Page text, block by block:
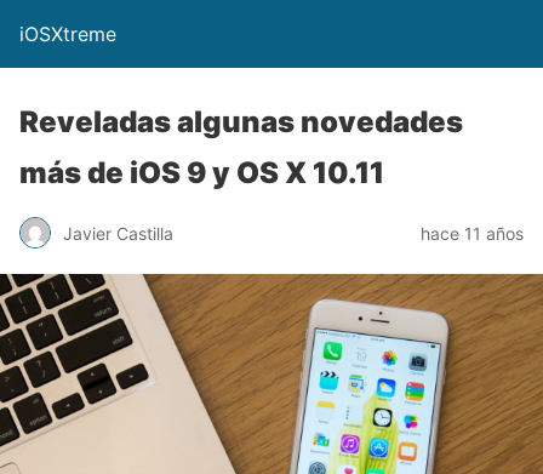
iOSXtreme
Reveladas algunas novedades
más de iOS 9 y OS X 10.11
Javier Castilla hace 11 años